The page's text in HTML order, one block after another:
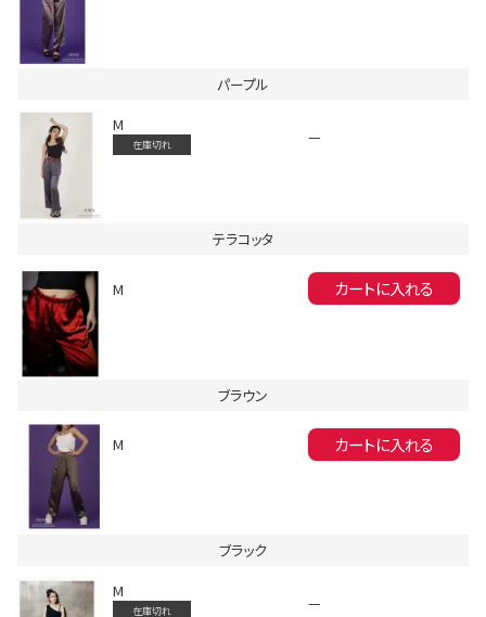
Instagram LIVE items
パープル
M
在庫切れ —
テラコッタ
M カートに入れる
ブラウン
M カートに入れる
ブラック
M
在庫切れ —